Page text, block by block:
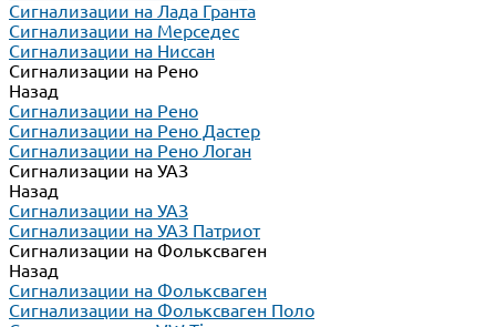
Сигнализации на Лада Гранта
Сигнализации на Мерседес
Сигнализации на Ниссан
Сигнализации на Рено
Назад
Сигнализации на Рено
Сигнализации на Рено Дастер
Сигнализации на Рено Логан
Сигнализации на УАЗ
Назад
Сигнализации на УАЗ
Сигнализации на УАЗ Патриот
Сигнализации на Фольксваген
Назад
Сигнализации на Фольксваген
Сигнализации на Фольксваген Поло